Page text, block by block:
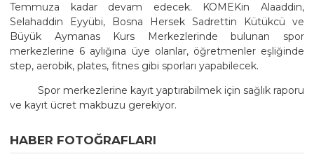
Temmuza kadar devam edecek. KOMEKin Alaaddin,
Selahaddin Eyyübi, Bosna Hersek Sadrettin Kütükcü ve
Büyük Aymanas Kurs Merkezlerinde bulunan spor
merkezlerine 6 aylığına üye olanlar, öğretmenler eşliğinde
step, aerobik, plates, fitnes gibi sporları yapabilecek.
Spor merkezlerine kayıt yaptırabilmek için sağlık raporu
ve kayıt ücret makbuzu gerekiyor.
HABER FOTOĞRAFLARI